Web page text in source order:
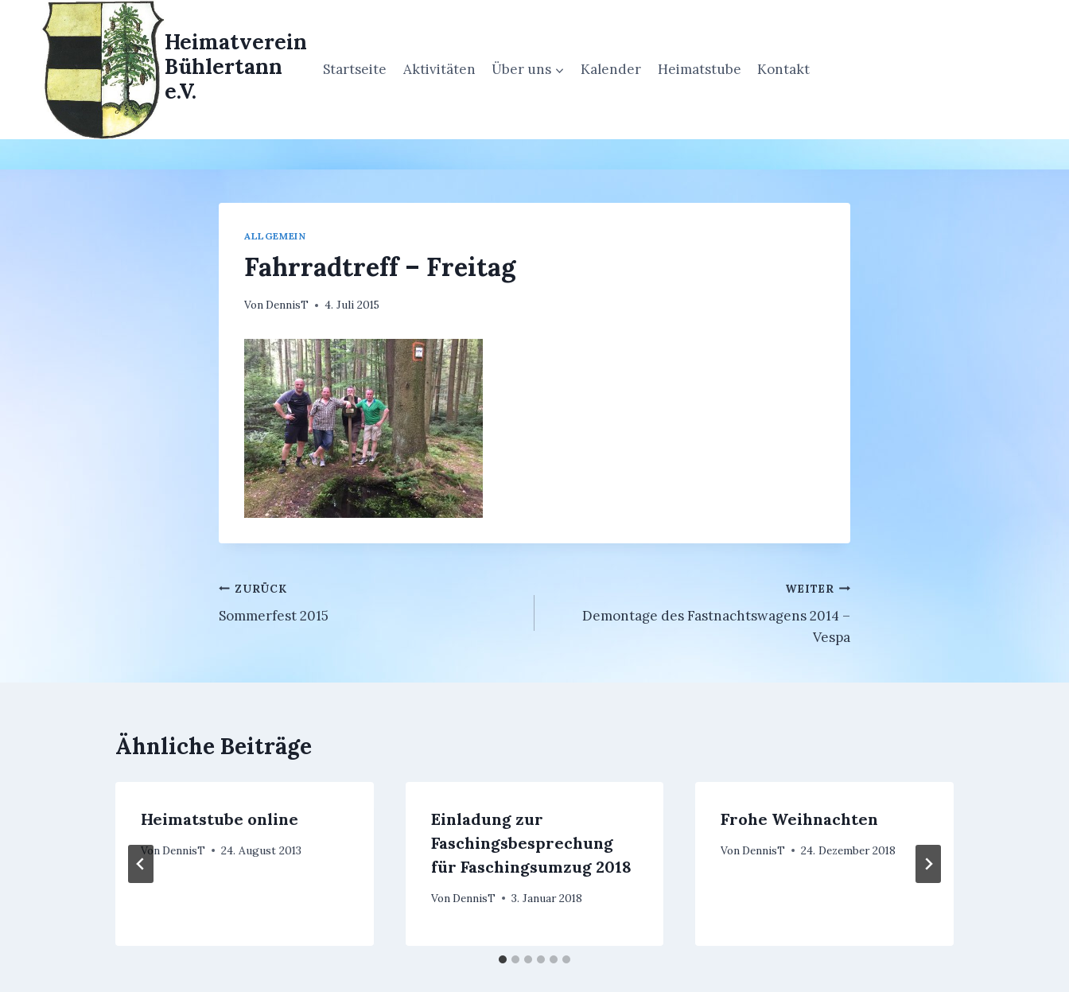
springen
Heimatverein
Bühlertann
e.V.
Startseite Aktivitäten Über uns Kalender Heimatstube Kontakt
ALLGEMEIN
Fahrradtreff – Freitag
VonDennisT 4. Juli 2015
Beitragsnavigation
ZURÜCK
Sommerfest 2015
WEITER
Demontage des Fastnachtswagens 2014 –
Vespa
Ähnliche Beiträge
Heimatstube online
VonDennisT 24. August 2013
Einladung zur
Faschingsbesprechung
für Faschingsumzug 2018
VonDennisT 3. Januar 2018
Frohe Weihnachten
VonDennisT 24. Dezember 2018